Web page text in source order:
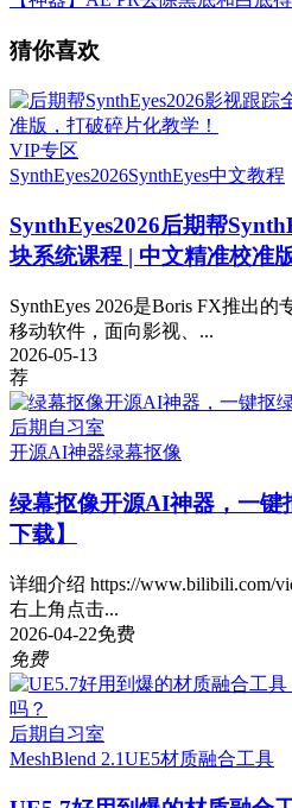
猜你喜欢
VIP专区
SynthEyes2026SynthEyes中文教程
SynthEyes2026后期帮
块系统课程 | 中文精准校准
SynthEyes 2026是Boris FX推出
移动软件，面向影视、...
2026-05-13
荐
后期自习室
开源AI神器绿幕抠像
绿幕抠像开源AI神器，一键
下载】
详细介绍 https://www.bilibili.com/
右上角点击...
2026-04-22免费
免费
后期自习室
MeshBlend 2.1UE5材质融合工具